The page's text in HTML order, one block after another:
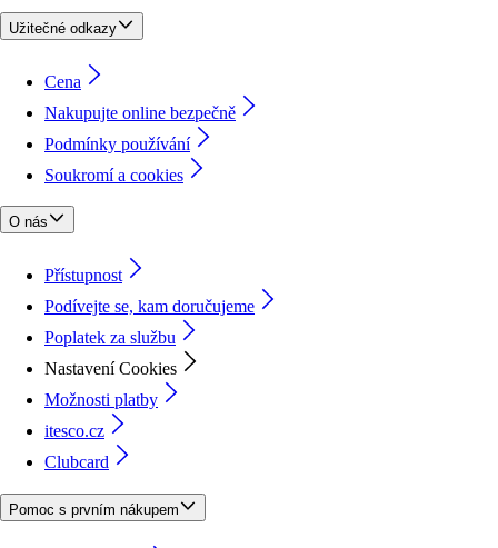
Užitečné odkazy
Cena
Nakupujte online bezpečně
Podmínky používání
Soukromí a cookies
O nás
Přístupnost
Podívejte se, kam doručujeme
Poplatek za službu
Nastavení Cookies
Možnosti platby
itesco.cz
Clubcard
Pomoc s prvním nákupem